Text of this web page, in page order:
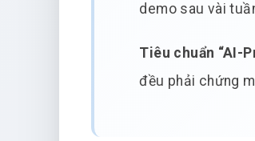
demo sau vài
Tiêu chuẩn “AI-
đều phải chứng